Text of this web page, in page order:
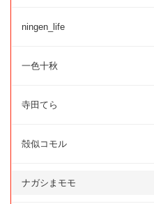
ningen_life
一色十秋
寺田てら
殻似コモル
ナガシまモモ